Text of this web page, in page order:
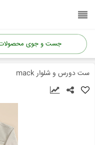
ست دورس و شلوار mack